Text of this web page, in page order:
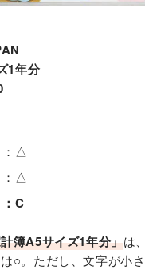
1年分
△
：△
C
簿A5サイズ1年分」は
○。ただし、文字が小